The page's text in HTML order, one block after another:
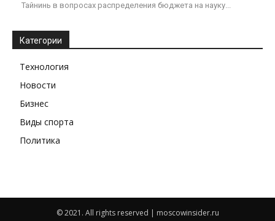
Тайнинь в вопросах распределения бюджета на науку...
Категории
Технология
Новости
Бизнес
Виды спорта
Политика
© 2021. All rights reserved | moscowinsider.ru